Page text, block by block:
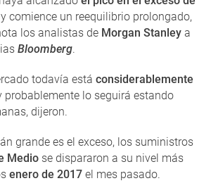
y comience un reequilibrio prolongado,
los analistas de Morgan Stanley a
Bloomberg.
todavía está considerablemente
probablemente lo seguirá estando
dijeron.
grande es el exceso, los suministros
Medio se dispararon a su nivel más
enero de 2017 el mes pasado.